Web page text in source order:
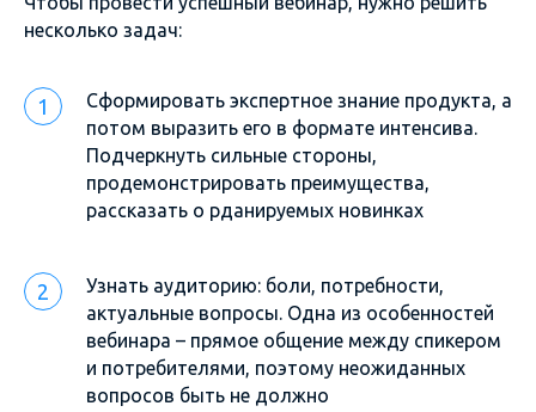
несколько задач:
Сформировать экспертное знание продукта, а
потом выразить его в формате интенсива.
Подчеркнуть сильные стороны,
продемонстрировать преимущества,
рассказать о рданируемых новинках
Узнать аудиторию: боли, потребности,
актуальные вопросы. Одна из особенностей
вебинара – прямое общение между спикером
и потребителями, поэтому неожиданных
вопросов быть не должно